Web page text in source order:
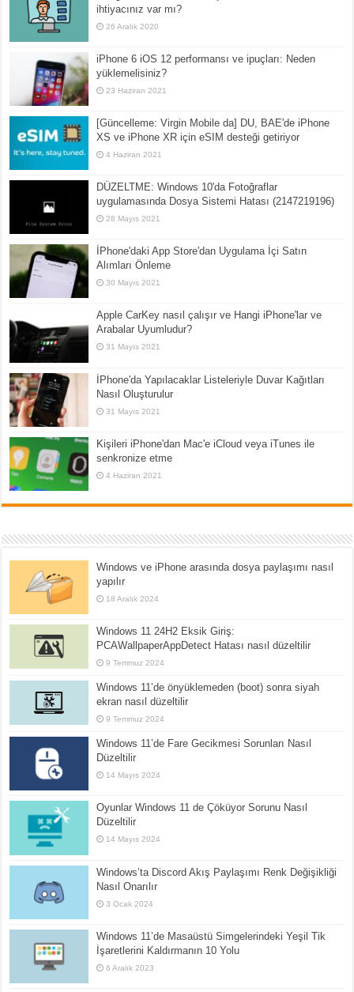
ihtiyacınız var mı?
26 Aralık 2020
iPhone 6 iOS 12 performansı ve ipuçları: Neden
yüklemelisiniz?
23 Haziran 2021
[Güncelleme: Virgin Mobile da] DU, BAE'de iPhone
XS ve iPhone XR için eSIM desteği getiriyor
4 Haziran 2021
DÜZELTME: Windows 10'da Fotoğraflar
uygulamasında Dosya Sistemi Hatası (2147219196)
28 Mayıs 2021
İPhone'daki App Store'dan Uygulama İçi Satın
Alımları Önleme
30 Mayıs 2021
Apple CarKey nasıl çalışır ve Hangi iPhone'lar ve
Arabalar Uyumludur?
31 Mayıs 2021
İPhone'da Yapılacaklar Listeleriyle Duvar Kağıtları
Nasıl Oluşturulur
31 Mayıs 2021
Kişileri iPhone'dan Mac'e iCloud veya iTunes ile
senkronize etme
4 Haziran 2021
Windows ve iPhone arasında dosya paylaşımı nasıl
yapılır
18 Aralık 2024
Windows 11 24H2 Eksik Giriş:
PCAWallpaperAppDetect Hatası nasıl düzeltilir
9 Temmuz 2024
Windows 11’de önyüklemeden (boot) sonra siyah
ekran nasıl düzeltilir
9 Temmuz 2024
Windows 11’de Fare Gecikmesi Sorunları Nasıl
Düzeltilir
14 Mayıs 2024
Oyunlar Windows 11 de Çöküyor Sorunu Nasıl
Düzeltilir
14 Mayıs 2024
Windows’ta Discord Akış Paylaşımı Renk Değişikliği
Nasıl Onarılır
3 Ocak 2024
Windows 11’de Masaüstü Simgelerindeki Yeşil Tik
İşaretlerini Kaldırmanın 10 Yolu
6 Aralık 2023